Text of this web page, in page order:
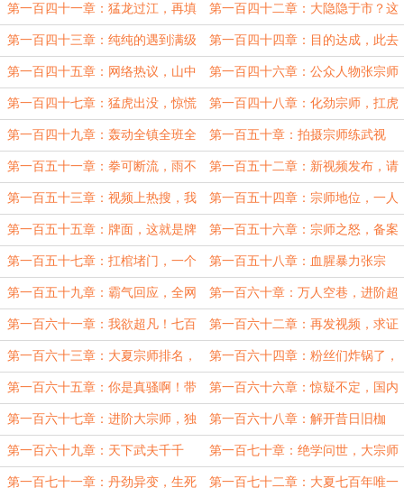
青年代表，抖音粉丝暴涨！ 石市单男的含金量啊！
第一百四十一章：猛龙过江，再填
一个优秀市民称号？
第一百四十二章：大隐隐于市？这
是什么高手！
第一百四十三章：纯纯的遇到满级
大佬了
第一百四十四章：目的达成，此去
入宗师之境！
第一百四十五章：网络热议，山中
闭关突破！
第一百四十六章：公众人物张宗师
第一百四十七章：猛虎出没，惊慌
的同学们，拳镇山河！
第一百四十八章：化劲宗师，扛虎
下山？！
第一百四十九章：轰动全镇全班全
局
第一百五十章：拍摄宗师练武视
频，这可都是流量啊！
第一百五十一章：拳可断流，雨不
沾衣！有被震撼到！
第一百五十二章：新视频发布，请
叫我人前显圣张宗师！
第一百五十三章：视频上热搜，我
辈武者拜见张宗师
第一百五十四章：宗师地位，一人
得道鸡犬升天
第一百五十五章：牌面，这就是牌
面，舒服了
第一百五十六章：宗师之怒，备案
杀人，全网大地震！
第一百五十七章：扛棺堵门，一个
都不准活！
第一百五十八章：血腥暴力张宗
师，杀人那是真不眨眼！
第一百五十九章：霸气回应，全网
力挺，张宗师一路走好！
第一百六十章：万人空巷，进阶超
凡，以示天下！
第一百六十一章：我欲超凡！七百
年来唯一现代大宗师！
第一百六十二章：再发视频，求证
唯一大宗师之路！
第一百六十三章：大夏宗师排名，
孤身一人镇全国！
第一百六十四章：粉丝们炸锅了，
张北行这什么操作？
第一百六十五章：你是真骚啊！带
徒出发！
第一百六十六章：惊疑不定，国内
哗然，这小子不对劲！
第一百六十七章：进阶大宗师，独
创惊世绝学！
第一百六十八章：解开昔日旧枷
锁，今日方知我是我
第一百六十九章：天下武夫千千
万，世间唯我张北行！
第一百七十章：绝学问世，大宗师
出关！
第一百七十一章：丹劲异变，生死 第一百七十二章：大夏七百年唯一